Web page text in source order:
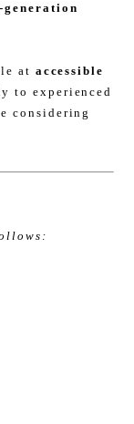
generation
at accessible
to experienced
considering